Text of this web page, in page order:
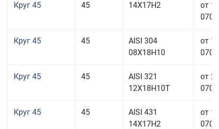
Круг 45 45 14Х17Н2
от
Круг 45 45
AISI 304
08Х18Н10
от
Круг 45 45
AISI 321
12Х18Н10Т
от
Круг 45 45
AISI 431
14Х17Н2
от